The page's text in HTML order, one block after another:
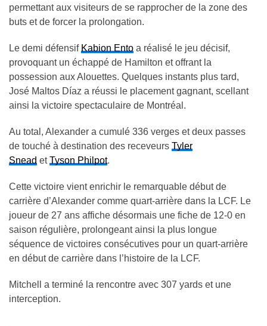
permettant aux visiteurs de se rapprocher de la zone des
buts et de forcer la prolongation.
Le demi défensif Kabion Ento a réalisé le jeu décisif,
provoquant un échappé de Hamilton et offrant la
possession aux Alouettes. Quelques instants plus tard,
José Maltos Díaz a réussi le placement gagnant, scellant
ainsi la victoire spectaculaire de Montréal.
Au total, Alexander a cumulé 336 verges et deux passes
de touché à destination des receveurs Tyler
Snead etTyson Philpot.
Cette victoire vient enrichir le remarquable début de
carrière d’Alexander comme quart-arrière dans la LCF. Le
joueur de 27 ans affiche désormais une fiche de 12-0 en
saison régulière, prolongeant ainsi la plus longue
séquence de victoires consécutives pour un quart-arrière
en début de carrière dans l’histoire de la LCF.
Mitchell a terminé la rencontre avec 307 yards et une
interception.